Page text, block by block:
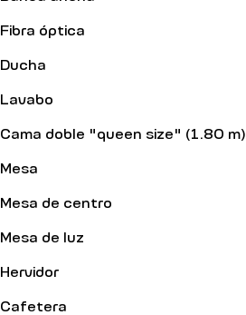
Fibra óptica
Ducha
Lavabo
Cama doble "queen size" (1.80 m)
Mesa
Mesa de centro
Mesa de luz
Hervidor
Cafetera